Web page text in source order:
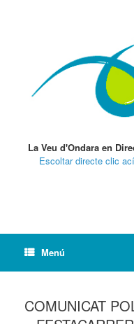
La Veu d'Ondara en
Escoltar directe clic ací
Menú
COMUNICAT